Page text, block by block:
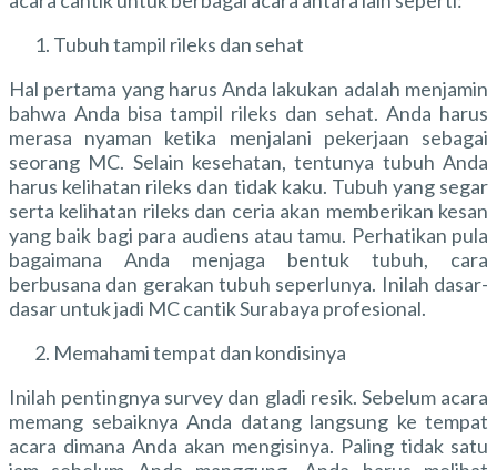
Tubuh tampil rileks dan sehat
Hal pertama yang harus Anda lakukan adalah menjamin
bahwa Anda bisa tampil rileks dan sehat. Anda harus
merasa nyaman ketika menjalani pekerjaan sebagai
seorang MC. Selain kesehatan, tentunya tubuh Anda
harus kelihatan rileks dan tidak kaku. Tubuh yang segar
serta kelihatan rileks dan ceria akan memberikan kesan
yang baik bagi para audiens atau tamu. Perhatikan pula
bagaimana Anda menjaga bentuk tubuh, cara
berbusana dan gerakan tubuh seperlunya. Inilah dasar-
dasar untuk jadi MC cantik Surabaya profesional.
Memahami tempat dan kondisinya
Inilah pentingnya survey dan gladi resik. Sebelum acara
memang sebaiknya Anda datang langsung ke tempat
acara dimana Anda akan mengisinya. Paling tidak satu